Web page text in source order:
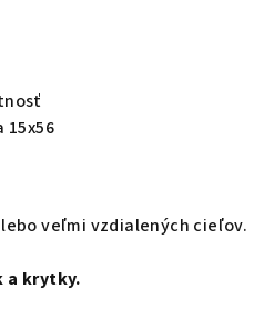
15x56
veľmi vzdialených cieľov.
a krytky.